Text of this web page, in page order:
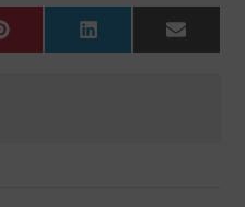
Pinterest LinkedIn Email